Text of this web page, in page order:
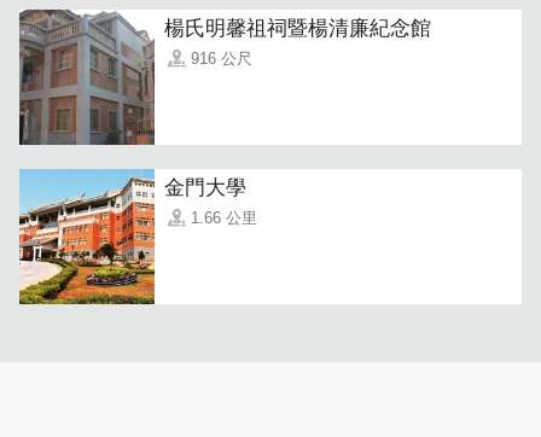
楊氏明馨祖祠暨楊清廉紀念館
916 公尺
金門大學
1.66 公里